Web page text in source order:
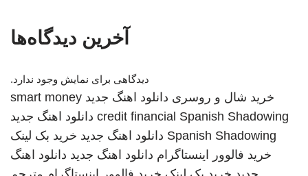
آخرین دیدگاه‌ها
دیدگاهی برای نمایش وجود ندارد.
خرید شال و روسری دانلود اهنگ جدید smart money
credit financial Spanish Shadowing
دانلود اهنگ جدید
Spanish Shadowing دانلود اهنگ جدید خرید بک لینک
خرید فالوور اینستاگرام دانلود اهنگ جدید دانلود اهنگ